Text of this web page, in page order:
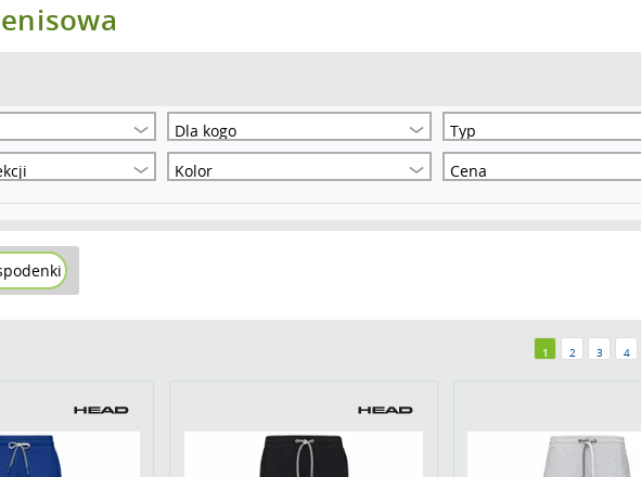
Dla kogo
Typ
Kolor Cena
1 2 3 4